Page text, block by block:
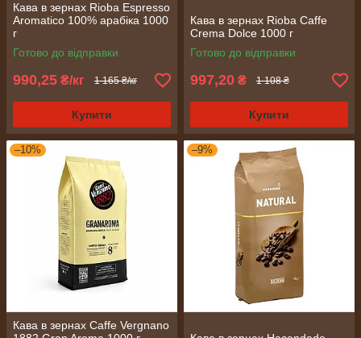
Кава в зернах Rioba Espresso
Aromatico 100% арабіка 1000
г
Готово до відправки
990,25 ₴/кг 1 165 ₴/кг
Купити
Кава в зернах Rioba Caffe
Crema Dolce 1000 г
Готово до відправки
997,20 ₴ 1 108 ₴
Купити
–10%
Кава в зернах Caffe Vergnano
–9%